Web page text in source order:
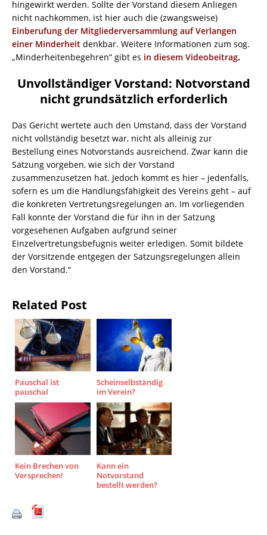
hingewirkt werden. Sollte der Vorstand diesem Anliegen
nicht nachkommen, ist hier auch die (zwangsweise)
Einberufung der Mitgliederversammlung auf Verlangen
einer Minderheit denkbar. Weitere Informationen zum sog.
„Minderheitenbegehren“ gibt es in diesem Videobeitrag.
Unvollständiger Vorstand: Notvorstand
nicht grundsätzlich erforderlich
Das Gericht wertete auch den Umstand, dass der Vorstand
nicht vollständig besetzt war, nicht als alleinig zur
Bestellung eines Notvorstands ausreichend. Zwar kann die
Satzung vorgeben, wie sich der Vorstand
zusammenzusetzen hat. Jedoch kommt es hier – jedenfalls,
sofern es um die Handlungsfähigkeit des Vereins geht – auf
die konkreten Vertretungsregelungen an. Im vorliegenden
Fall konnte der Vorstand die für ihn in der Satzung
vorgesehenen Aufgaben aufgrund seiner
Einzelvertretungsbefugnis weiter erledigen. Somit bildete
der Vorsitzende entgegen der Satzungsregelungen allein
den Vorstand.“
Related Post
Pauschal ist
pauschal
Scheinselbständig
im Verein?
Kein Brechen von
Versprechen!
Kann ein
Notvorstand
bestellt werden?